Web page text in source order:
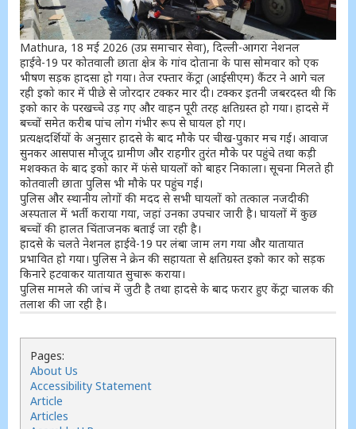
Mathura, 18 मई 2026 (उप्र समाचार सेवा), दिल्ली-आगरा नेशनल
हाईवे-19 पर कोतवाली छाता क्षेत्र के गांव दोताना के पास सोमवार को एक
भीषण सड़क हादसा हो गया। तेज रफ्तार केंट्रा (आईसीएम) कैंटर ने आगे चल
रही इको कार में पीछे से जोरदार टक्कर मार दी। टक्कर इतनी जबरदस्त थी कि
इको कार के परखच्चे उड़ गए और वाहन पूरी तरह क्षतिग्रस्त हो गया। हादसे में
बच्चों समेत करीब पांच लोग गंभीर रूप से घायल हो गए।
प्रत्यक्षदर्शियों के अनुसार हादसे के बाद मौके पर चीख-पुकार मच गई। आवाज
सुनकर आसपास मौजूद ग्रामीण और राहगीर तुरंत मौके पर पहुंचे तथा कड़ी
मशक्कत के बाद इको कार में फंसे घायलों को बाहर निकाला। सूचना मिलते ही
कोतवाली छाता पुलिस भी मौके पर पहुंच गई।
पुलिस और स्थानीय लोगों की मदद से सभी घायलों को तत्काल नजदीकी
अस्पताल में भर्ती कराया गया, जहां उनका उपचार जारी है। घायलों में कुछ
बच्चों की हालत चिंताजनक बताई जा रही है।
हादसे के चलते नेशनल हाईवे-19 पर लंबा जाम लग गया और यातायात
प्रभावित हो गया। पुलिस ने क्रेन की सहायता से क्षतिग्रस्त इको कार को सड़क
किनारे हटवाकर यातायात सुचारू कराया।
पुलिस मामले की जांच में जुटी है तथा हादसे के बाद फरार हुए केंट्रा चालक की
तलाश की जा रही है।
Pages:
About Us
Accessibility Statement
Article
Articles